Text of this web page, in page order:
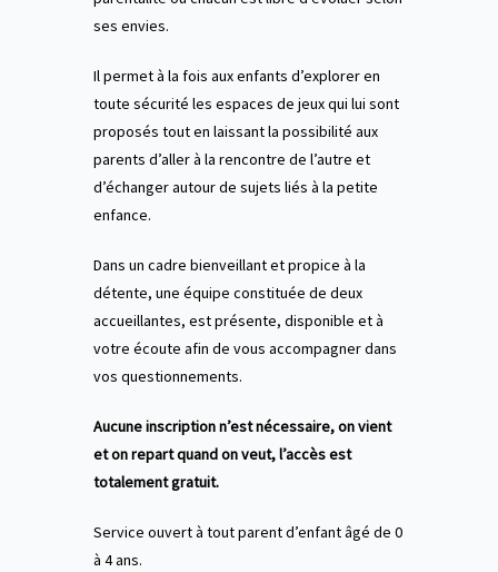
ses envies.
Il permet à la fois aux enfants d’explorer en
toute sécurité les espaces de jeux qui lui sont
proposés tout en laissant la possibilité aux
parents d’aller à la rencontre de l’autre et
d’échanger autour de sujets liés à la petite
enfance.
Dans un cadre bienveillant et propice à la
détente, une équipe constituée de deux
accueillantes, est présente, disponible et à
votre écoute afin de vous accompagner dans
vos questionnements.
Aucune inscription n’est nécessaire, on vient
et on repart quand on veut, l’accès est
totalement gratuit.
Service ouvert à tout parent d’enfant âgé de 0
à 4 ans.